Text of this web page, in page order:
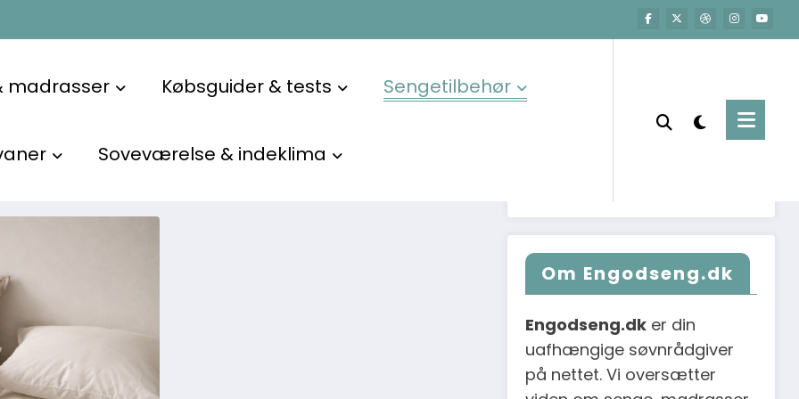
madrasser Købsguider & tests Sengetilbehør
Soveværelse & indeklima
nakkestøtte – uanset om du sover på ryggen, siden eller maven.
og støtte, så du kan vælge en pude, der faktisk passer til din
i nakke og skuldre og en roligere nattesøvn.
m.fl. – sådan vælger du rigtigt
Om Engodseng.dk
Engodseng.dk er din
uafhængige søvnrådgiver
på nettet. Vi oversætter